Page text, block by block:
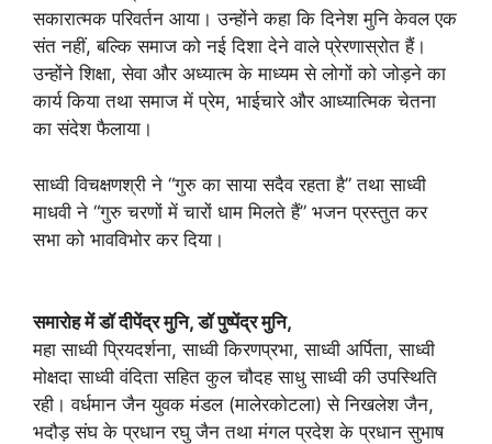
सकारात्मक परिवर्तन आया। उन्होंने कहा कि दिनेश मुनि केवल एक
संत नहीं, बल्कि समाज को नई दिशा देने वाले प्रेरणास्रोत हैं।
उन्होंने शिक्षा, सेवा और अध्यात्म के माध्यम से लोगों को जोड़ने का
कार्य किया तथा समाज में प्रेम, भाईचारे और आध्यात्मिक चेतना
का संदेश फैलाया।
साध्वी विचक्षणश्री ने “गुरु का साया सदैव रहता है” तथा साध्वी
माधवी ने “गुरु चरणों में चारों धाम मिलते हैं” भजन प्रस्तुत कर
सभा को भावविभोर कर दिया।
समारोह में डॉ दीपेंद्र मुनि, डॉ पुष्पेंद्र मुनि,
महा साध्वी प्रियदर्शना, साध्वी किरणप्रभा, साध्वी अर्पिता, साध्वी
मोक्षदा साध्वी वंदिता सहित कुल चौदह साधु साध्वी की उपस्थिति
रही। वर्धमान जैन युवक मंडल (मालेरकोटला) से निखलेश जैन,
भदौड़ संघ के प्रधान रघु जैन तथा मंगल प्रदेश के प्रधान सुभाष